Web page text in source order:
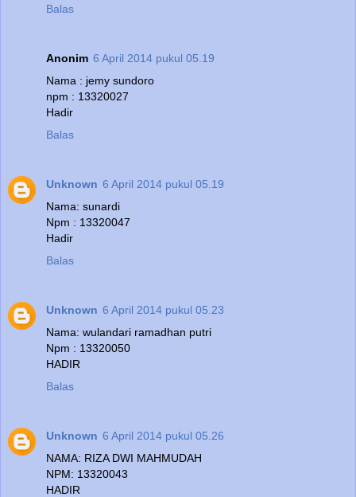
Balas
Anonim 6 April 2014 pukul 05.19
Nama : jemy sundoro
npm : 13320027
Hadir
Balas
Unknown 6 April 2014 pukul 05.19
Nama: sunardi
Npm : 13320047
Hadir
Balas
Unknown 6 April 2014 pukul 05.23
Nama: wulandari ramadhan putri
Npm : 13320050
HADIR
Balas
Unknown 6 April 2014 pukul 05.26
NAMA: RIZA DWI MAHMUDAH
NPM: 13320043
HADIR